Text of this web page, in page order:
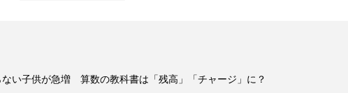
ない子供が急増 算数の教科書は「残高」「チャージ」に？